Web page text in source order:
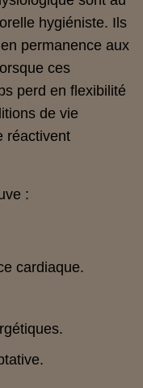
hygiéniste. Ils
permanence aux
ces
perd en flexibilité
de vie
réactivent
:
cardiaque.